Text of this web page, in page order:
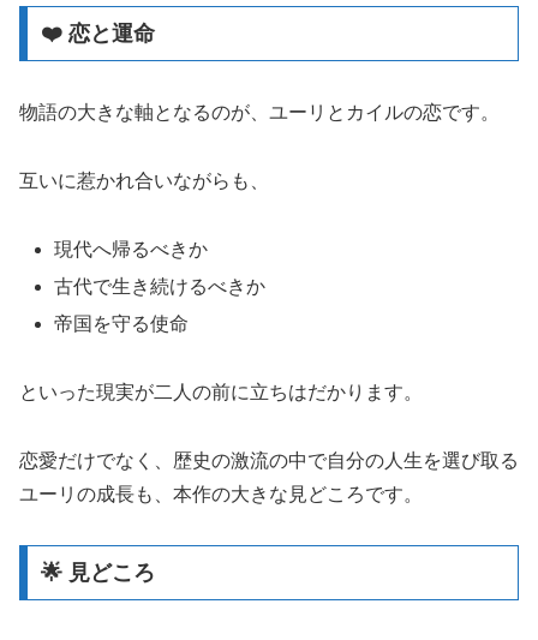
❤️ 恋と運命
物語の大きな軸となるのが、ユーリとカイルの恋です。
互いに惹かれ合いながらも、
現代へ帰るべきか
古代で生き続けるべきか
帝国を守る使命
といった現実が二人の前に立ちはだかります。
恋愛だけでなく、歴史の激流の中で自分の人生を選び取る
ユーリの成長も、本作の大きな見どころです。
🌟 見どころ